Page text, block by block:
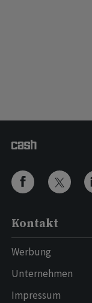
Kontakt
Werbung
Unternehmen
Impressum